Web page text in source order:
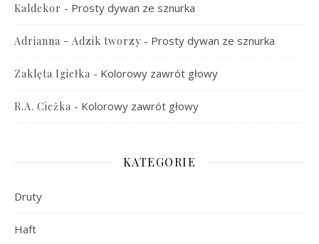
Kaldekor - Prosty dywan ze sznurka
Adrianna - Adzik tworzy - Prosty dywan ze sznurka
Zaklęta Igiełka - Kolorowy zawrót głowy
R.A. Cieżka - Kolorowy zawrót głowy
KATEGORIE
Druty
Haft